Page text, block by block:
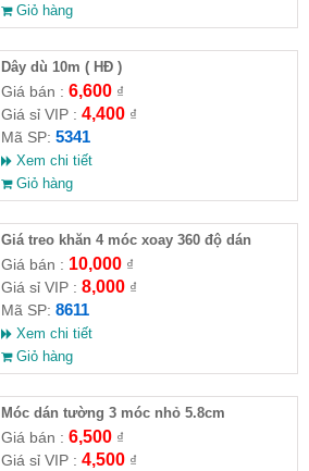
Giỏ hàng
Dây dù 10m ( HĐ )
Giá bán : 6,600₫
Giá sỉ VIP : 4,400₫
Mã SP: 5341
Xem chi tiết
Giỏ hàng
Giá treo khăn 4 móc xoay 360 độ dán
tường
Giá bán : 10,000₫
Giá sỉ VIP : 8,000₫
Mã SP: 8611
Xem chi tiết
Giỏ hàng
Móc dán tường 3 móc nhỏ 5.8cm
Giá bán : 6,500₫
Giá sỉ VIP : 4,500₫